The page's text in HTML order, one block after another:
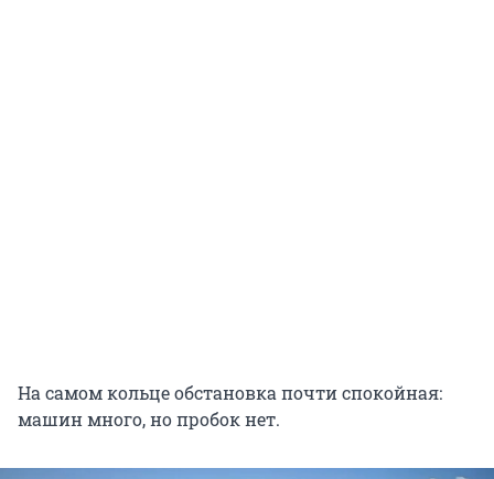
На самом кольце обстановка почти спокойная:
машин много, но пробок нет.